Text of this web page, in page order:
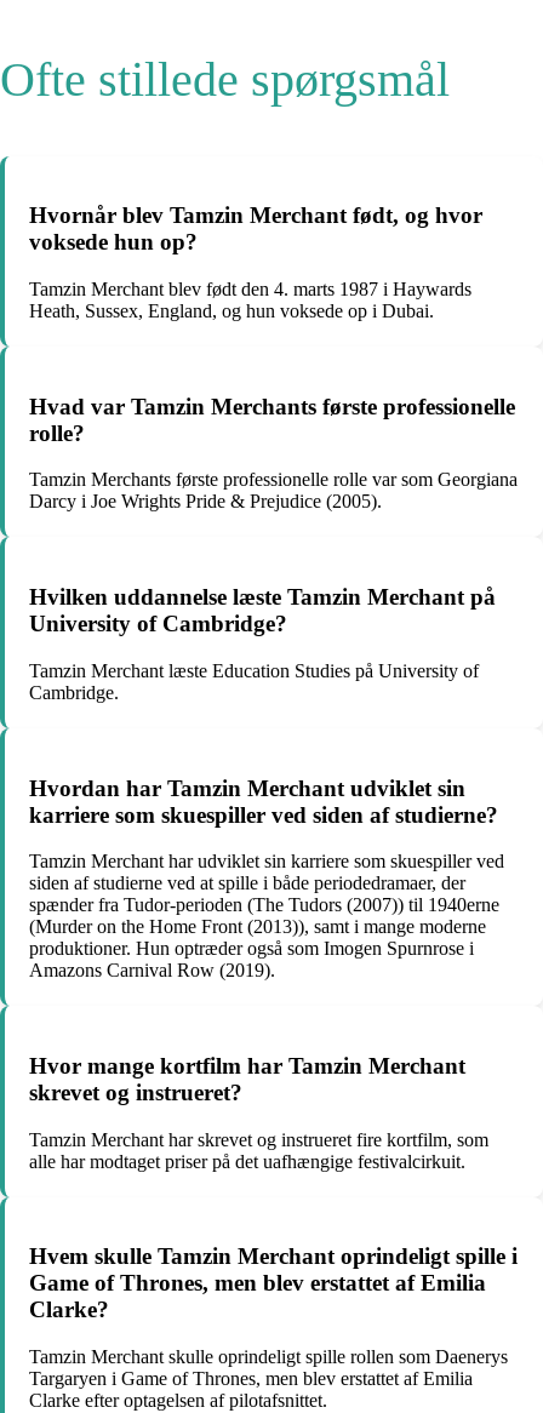
Ofte stillede spørgsmål
Hvornår blev Tamzin Merchant født, og hvor
voksede hun op?
Tamzin Merchant blev født den 4. marts 1987 i Haywards
Heath, Sussex, England, og hun voksede op i Dubai.
Hvad var Tamzin Merchants første professionelle
rolle?
Tamzin Merchants første professionelle rolle var som Georgiana
Darcy i Joe Wrights Pride & Prejudice (2005).
Hvilken uddannelse læste Tamzin Merchant på
University of Cambridge?
Tamzin Merchant læste Education Studies på University of
Cambridge.
Hvordan har Tamzin Merchant udviklet sin
karriere som skuespiller ved siden af ​​studierne?
Tamzin Merchant har udviklet sin karriere som skuespiller ved
siden af ​​studierne ved at spille i både periodedramaer, der
spænder fra Tudor-perioden (The Tudors (2007)) til 1940erne
(Murder on the Home Front (2013)), samt i mange moderne
produktioner. Hun optræder også som Imogen Spurnrose i
Amazons Carnival Row (2019).
Hvor mange kortfilm har Tamzin Merchant
skrevet og instrueret?
Tamzin Merchant har skrevet og instrueret fire kortfilm, som
alle har modtaget priser på det uafhængige festivalcirkuit.
Hvem skulle Tamzin Merchant oprindeligt spille i
Game of Thrones, men blev erstattet af Emilia
Clarke?
Tamzin Merchant skulle oprindeligt spille rollen som Daenerys
Targaryen i Game of Thrones, men blev erstattet af Emilia
Clarke efter optagelsen af pilotafsnittet.